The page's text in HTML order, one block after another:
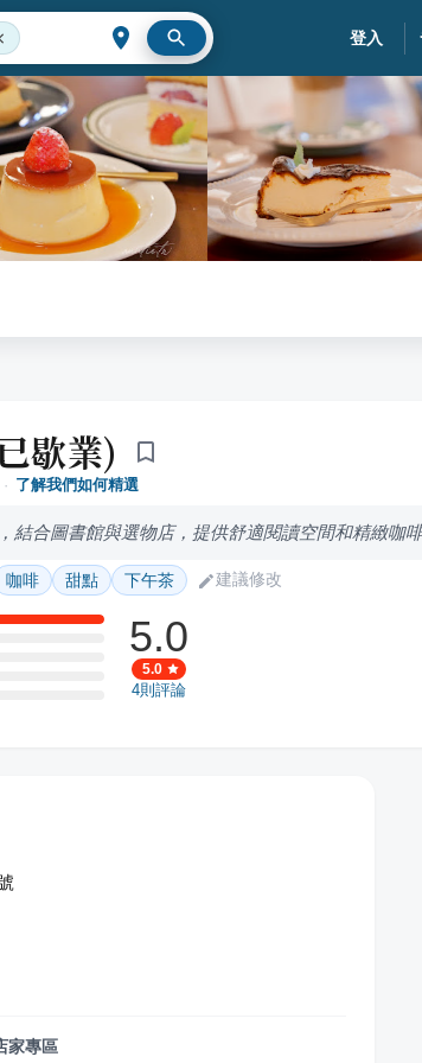
登入
歇業)
· 了解我們如何精選
結合圖書館與選物店，提供舒適閱讀空間和精緻咖
咖啡 甜點 下午茶 建議修改
5.0
5.0
4則評論
家專區